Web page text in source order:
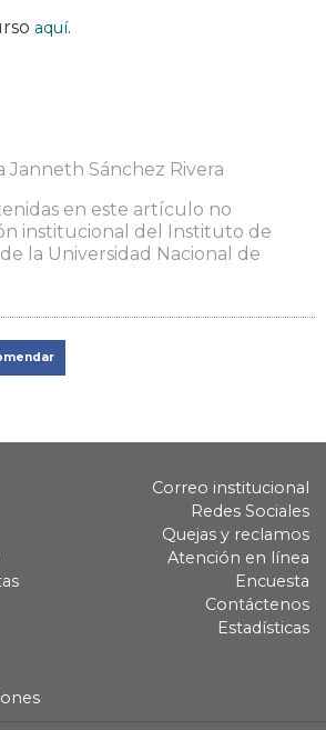
aquí.
Janneth Sánchez Rivera
en este artículo no
institucional del Instituto de
la Universidad Nacional de
Correo institucional
Redes Sociales
Quejas y reclamos
Atención en línea
Encuesta
Contáctenos
Estadísticas